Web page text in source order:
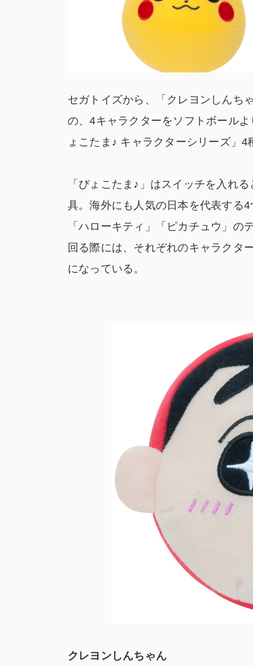
セガトイズから、「クレヨンしんち
の、4キャラクターをソフトボール
ょこたま♪ キャラクターシリーズ」4
「ぴょこたま♪」はスイッチを入れ
具。海外にも人気の日本を代表する
「ハローキティ」「ピカチュウ」
回る際には、それぞれのキャラクタ
になっている。
クレヨンしんちゃん